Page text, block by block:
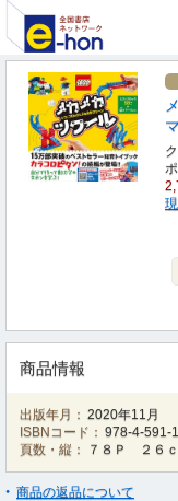
商品情報
出版年月： 2020年11月
ISBNコード： 978-4-591-
頁数・縦：
７８Ｐ ２６
商品の返品について